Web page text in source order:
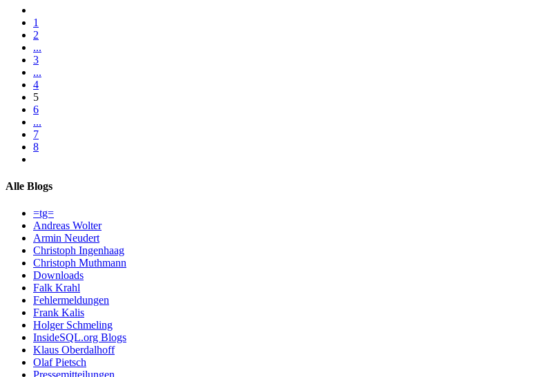
1
2
...
3
...
4
5
6
...
7
8
Alle Blogs
=tg=
Andreas Wolter
Armin Neudert
Christoph Ingenhaag
Christoph Muthmann
Downloads
Falk Krahl
Fehlermeldungen
Frank Kalis
Holger Schmeling
InsideSQL.org Blogs
Klaus Oberdalhoff
Olaf Pietsch